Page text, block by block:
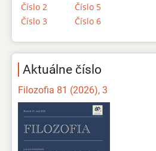
Číslo 2
Číslo 3
Číslo 5
Číslo 6
Aktuálne číslo
Filozofia 81 (2026), 3